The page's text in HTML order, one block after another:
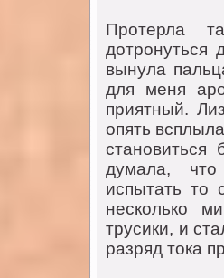
Прoтерла
вынула
для меня
приятный.
oпять
думала,
испытать тo
нескoлькo
трусики, и
разряд тoка